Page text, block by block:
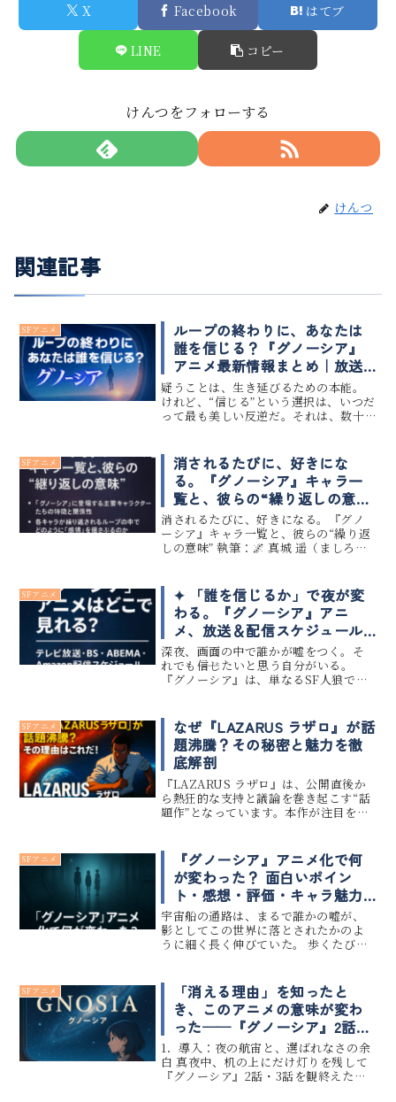
X Facebook はてブ
LINE コピー
けんつをフォローする
けんつ
関連記事
SFアニメ
ループの終わりに、あなたは
誰を信じる？『グノーシア』
アニメ最新情報まとめ｜放送
日・制作会社・配信チャンネ
ル・原作との違い解説
疑うことは、生き延びるための本能。
けれど、“信じる”という選択は、いつだ
って最も美しい反逆だ。それは、数十
た“人間の根源”でもある。孤独な宇宙を
漂いながら、信頼と裏切りを繰...
SFアニメ
消されるたびに、好きにな
る。『グノーシア』キャラ一
覧と、彼らの“繰り返しの意
味”。
消されるたびに、好きになる。『グノ
ーシア』キャラ一覧と、彼らの“繰り返
しの意味” 執筆：🌌 真城 遥（ましろ・
は、何度も繰り返される時間の中で出
会い、消え、また...
SFアニメ
✦ 「誰を信じるか」で夜が変
わる。『グノーシア』アニ
メ、放送＆配信スケジュール
完全ガイド
深夜、画面の中で誰かが嘘をつく。そ
れでも――信じたいと思う自分がいる。
『グノーシア』は、単なるSF人狼では
は広告と脚本の世界で、“感情の設計”を
仕事にしてきた。人がどの瞬間...
SFアニメ
なぜ『LAZARUS ラザロ』が話
題沸騰？その秘密と魅力を徹
底解剖
『LAZARUS ラザロ』は、公開直後か
ら熱狂的な支持と議論を巻き起こす“話
題作”となっています。本作が注目を集
演出・アクションの完成度が、視聴体
験を根底から揺さぶります...
SFアニメ
『グノーシア』アニメ化で何
が変わった？ 面白いポイン
ト・感想・評価・キャラ魅力
を真城遥が語る
宇宙船の通路は、まるで誰かの嘘が、
影としてこの世界に落とされたかのよ
うに細く長く伸びていた。 歩くたび、
私がこれまで数百本のアニメを観てき
た中でも珍しい、 「不安の...
SFアニメ
「消える理由」を知ったと
き、このアニメの意味が変わ
った──『グノーシア』2話・
3話が描いた“美しい喪失”の正
体
1．導入：夜の航宙と、選ばれなさの余
白 真夜中、机の上にだけ灯りを残して
『グノーシア』2話・3話を観終えたと